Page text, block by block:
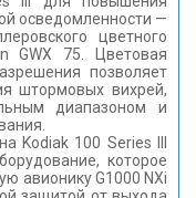
осведомленности —
цветного
GWX 75. Цветовая
позволяет
штормовых вихрей,
диапазоном и
Kodiak 100 Series III
которое
авионику G1000 NXi